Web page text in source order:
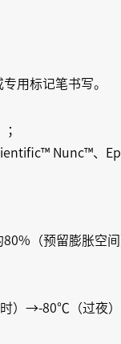
用标记笔书写。
Nunc™、
（预留膨胀空间
）→-80℃（过夜）